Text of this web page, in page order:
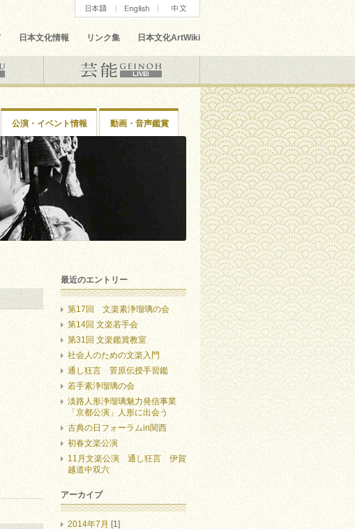
日本文化情報 リンク集 日本文化ArtWiki
公演・イベント情報 動画・音声鑑賞
最近のエントリー
第17回 文楽素浄瑠璃の会
第14回 文楽若手会
第31回 文楽鑑賞教室
社会人のための文楽入門
通し狂言 菅原伝授手習鑑
若手素浄瑠璃の会
淡路人形浄瑠璃魅力発信事業
「京都公演」人形に出会う
古典の日フォーラムin関西
初春文楽公演
11月文楽公演 通し狂言 伊賀
越道中双六
アーカイブ
2014年7月 [1]